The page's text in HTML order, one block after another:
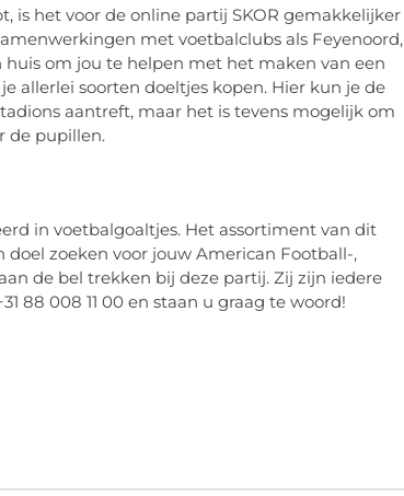
is het voor de online partij SKOR gemakkelijker
met voetbalclubs als Feyenoord,
huis om jou te helpen met het maken van een
allerlei soorten doeltjes kopen. Hier kun je de
aantreft, maar het is tevens mogelijk om
de pupillen.
in voetbalgoaltjes. Het assortiment van dit
zoeken voor jouw American Football-,
de bel trekken bij deze partij. Zij zijn iedere
88 008 11 00 en staan u graag te woord!